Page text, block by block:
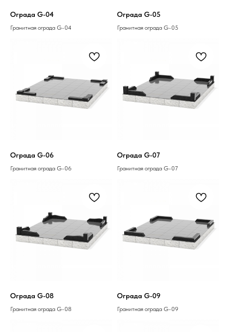
Ограда G-04
Гранитная ограда G-04
Ограда G-05
Гранитная ограда G-05
Ограда G-06
Гранитная ограда G-06
Ограда G-07
Гранитная ограда G-07
Ограда G-08
Гранитная ограда G-08
Ограда G-09
Гранитная ограда G-09